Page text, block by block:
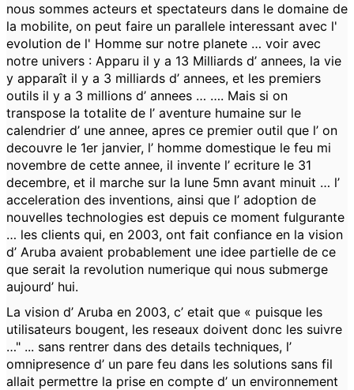
nous sommes acteurs et spectateurs dans le domaine de
la mobilite, on peut faire un parallele interessant avec l'
evolution de l' Homme sur notre planete … voir avec
notre univers : Apparu il y a 13 Milliards d’ annees, la vie
y apparaît il y a 3 milliards d’ annees, et les premiers
outils il y a 3 millions d’ annees … …. Mais si on
transpose la totalite de l’ aventure humaine sur le
calendrier d’ une annee, apres ce premier outil que l’ on
decouvre le 1er janvier, l’ homme domestique le feu mi
novembre de cette annee, il invente l’ ecriture le 31
decembre, et il marche sur la lune 5mn avant minuit … l’
acceleration des inventions, ainsi que l’ adoption de
nouvelles technologies est depuis ce moment fulgurante
… les clients qui, en 2003, ont fait confiance en la vision
d’ Aruba avaient probablement une idee partielle de ce
que serait la revolution numerique qui nous submerge
aujourd’ hui.
La vision d’ Aruba en 2003, c’ etait que « puisque les
utilisateurs bougent, les reseaux doivent donc les suivre
…" ... sans rentrer dans des details techniques, l’
omnipresence d’ un pare feu dans les solutions sans fil
allait permettre la prise en compte d’ un environnement